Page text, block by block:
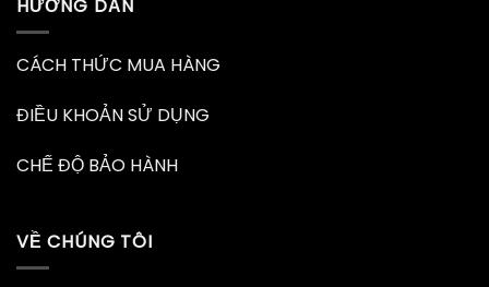
HƯỚNG DẪN
CÁCH THỨC MUA HÀNG
ĐIỀU KHOẢN SỬ DỤNG
CHẾ ĐỘ BẢO HÀNH
VỀ CHÚNG TÔI